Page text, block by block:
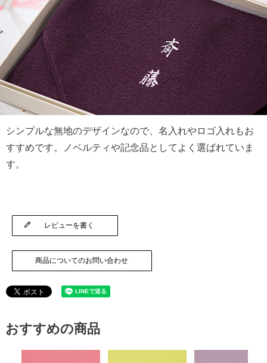
シンプルな無地のデザインなので、名入れやロゴ入れもお
すすめです。ノベルティや記念品としてよく選ばれていま
す。
レビューを書く
商品についてのお問い合わせ
おすすめの商品